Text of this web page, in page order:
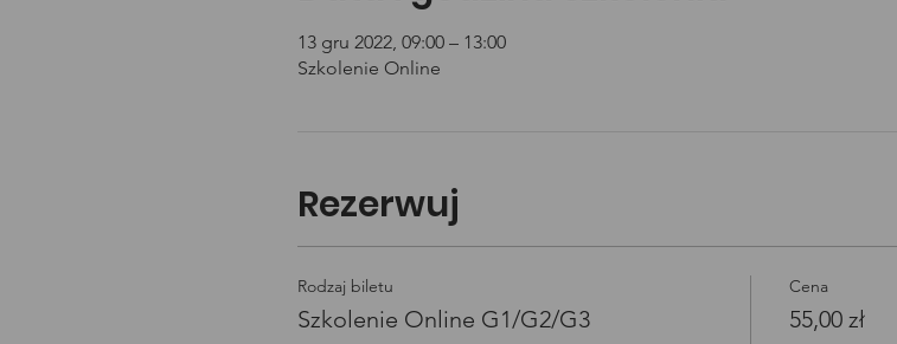
13 gru 2022, 09:00 – 13:00
Szkolenie Online
Rezerwuj
Rodzaj biletu
Szkolenie Online G1/G2/G3
Cena
55,00 zł
Open link in new window